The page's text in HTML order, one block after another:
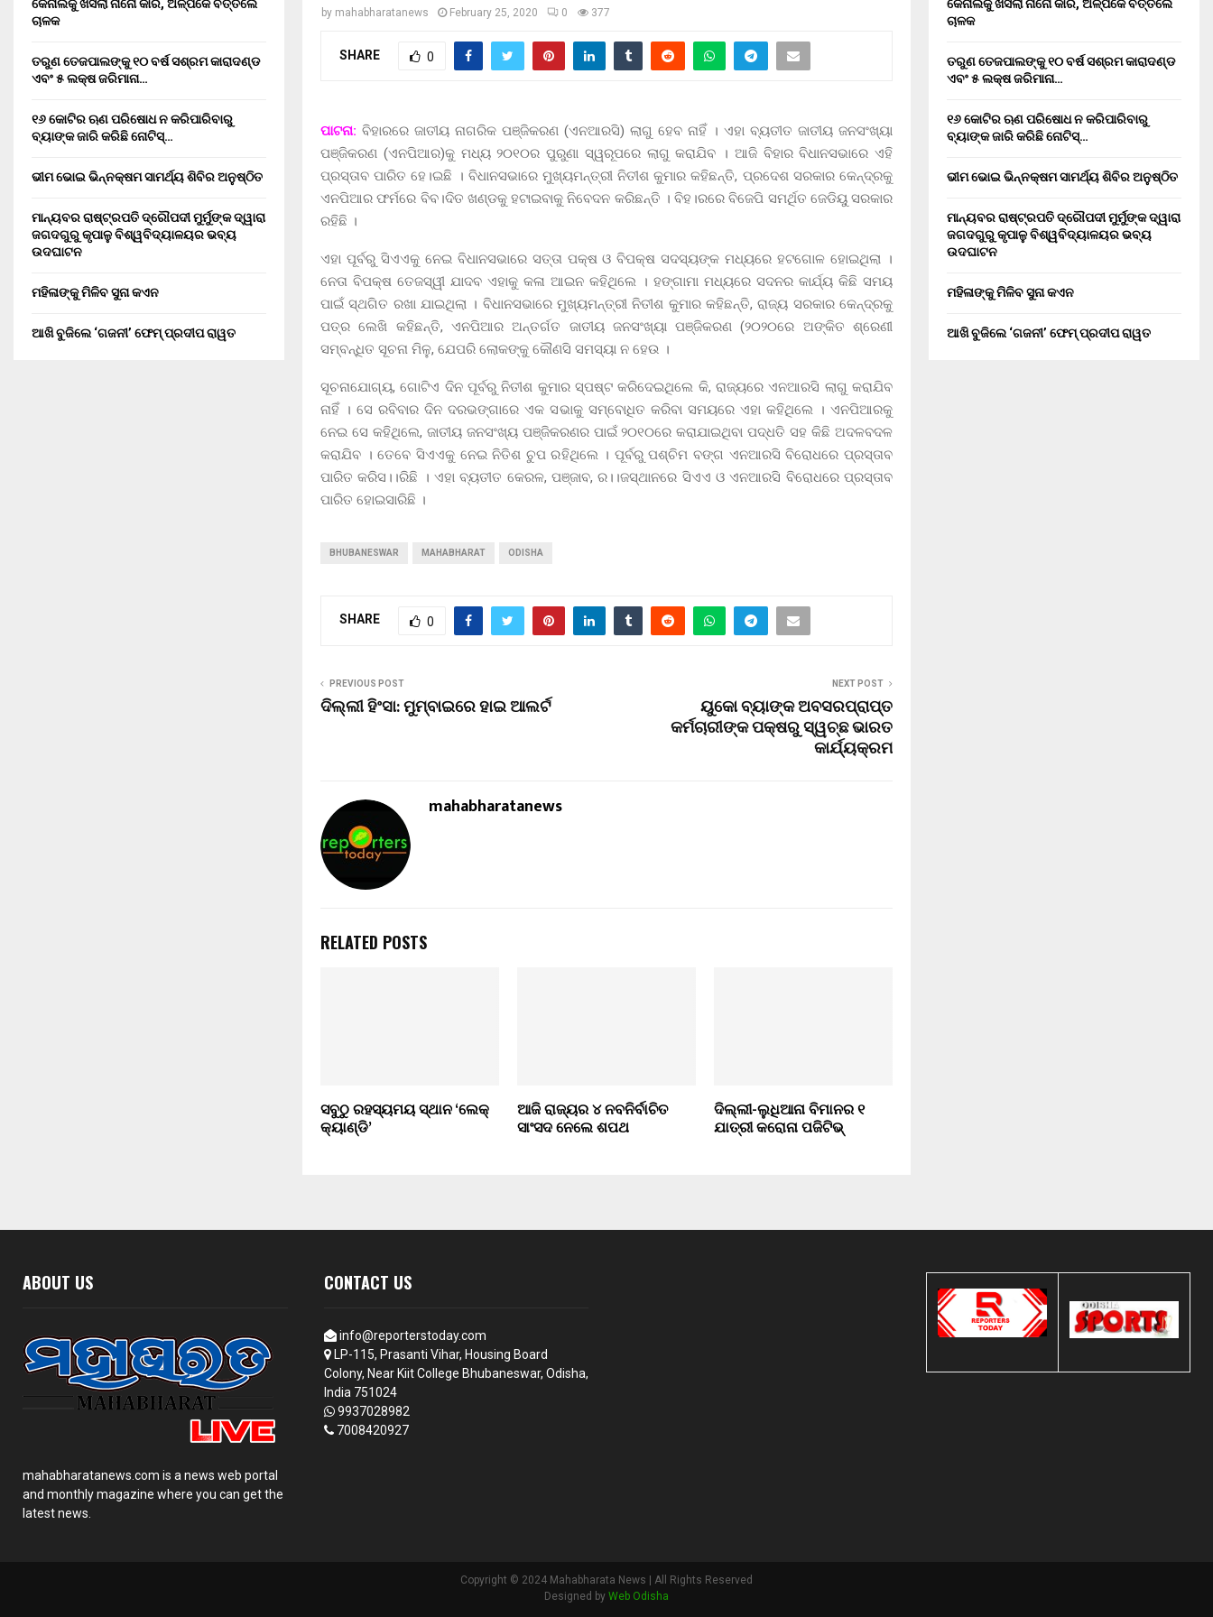
by mahabharatanews February 25, 2020 0 377
SHARE 0
ପାଟନା: ବିହାରରେ ଜାତୀୟ ନାଗରିକ ପଞ୍ଜିକରଣ (ଏନଆରସି) ଲାଗୁ ହେବ ନାହିଁ । ଏହା ବ୍ୟତୀତ ଜାତୀୟ ଜନସଂଖ୍ୟା
ପଞ୍ଜିକରଣ (ଏନପିଆର)କୁ ମଧ୍ୟ ୨୦୧୦ର ପୁରୁଣା ସ୍ୱରୂପରେ ଲାଗୁ କରାଯିବ । ଆଜି ବିହାର ବିଧାନସଭାରେ ଏହି
ପ୍ରସ୍ତାବ ପାରିତ ହେ।ଇଛି । ବିଧାନସଭାରେ ମୁଖ୍ୟମନ୍ତ୍ରୀ ନିତୀଶ କୁମାର କହିଛନ୍ତି, ପ୍ରଦେଶ ସରକାର କେନ୍ଦ୍ରକୁ
ଏନପିଆର ଫର୍ମରେ ବିବ।ଦିତ ଖଣ୍ଡକୁ ହଟାଇବାକୁ ନିବେଦନ କରିଛନ୍ତି । ବିହ।ରରେ ବିଜେପି ସମର୍ଥିତ ଜେଡିୟୁ ସରକାର
ରହିଛି ।
ଏହା ପୂର୍ବରୁ ସିଏଏକୁ ନେଇ ବିଧାନସଭାରେ ସତ୍ତା ପକ୍ଷ ଓ ବିପକ୍ଷ ସଦସ୍ୟଙ୍କ ମଧ୍ୟରେ ହଟଗୋଳ ହୋଇଥିଲା ।
ନେତା ବିପକ୍ଷ ତେଜସ୍ୱୀ ଯାଦବ ଏହାକୁ କଳା ଆଇନ କହିଥିଲେ । ହଙ୍ଗାମା ମଧ୍ୟରେ ସଦନର କାର୍ଯ୍ୟ କିଛି ସମୟ
ପାଇଁ ସ୍ଥଗିତ ରଖା ଯାଇଥିଲା । ବିଧାନସଭାରେ ମୁଖ୍ୟମନ୍ତ୍ରୀ ନିତୀଶ କୁମାର କହିଛନ୍ତି, ରାଜ୍ୟ ସରକାର କେନ୍ଦ୍ରକୁ
ପତ୍ର ଲେଖି କହିଛନ୍ତି, ଏନପିଆର ଅନ୍ତର୍ଗତ ଜାତୀୟ ଜନସଂଖ୍ୟା ପଞ୍ଜିକରଣ (୨୦୨୦ରେ ଅଙ୍କିତ ଶ୍ରେଣୀ
ସମ୍ବନ୍ଧିତ ସୂଚନା ମିଳୁ, ଯେପରି ଲୋକଙ୍କୁ କୌଣସି ସମସ୍ୟା ନ ହେଉ ।
ସୂଚନାଯୋଗ୍ୟ, ଗୋଟିଏ ଦିନ ପୂର୍ବରୁ ନିତୀଶ କୁମାର ସ୍ପଷ୍ଟ କରିଦେଇଥିଲେ କି, ରାଜ୍ୟରେ ଏନଆରସି ଲାଗୁ କରାଯିବ
ନାହିଁ । ସେ ରବିବାର ଦିନ ଦରଭଙ୍ଗାରେ ଏକ ସଭାକୁ ସମ୍ବୋଧିତ କରିବା ସମୟରେ ଏହା କହିଥିଲେ । ଏନପିଆରକୁ
ନେଇ ସେ କହିଥିଲେ, ଜାତୀୟ ଜନସଂଖ୍ୟ ପଞ୍ଜିକରଣର ପାଇଁ ୨୦୧୦ରେ କରାଯାଇଥିବା ପଦ୍ଧତି ସହ କିଛି ଅଦଳବଦଳ
କରାଯିବ । ତେବେ ସିଏଏକୁ ନେଇ ନିତିଶ ଚୁପ ରହିଥିଲେ । ପୂର୍ବରୁ ପଶ୍ଚିମ ବଙ୍ଗ ଏନଆରସି ବିରୋଧରେ ପ୍ରସ୍ତାବ
ପାରିତ କରିସ।।ରିଛି । ଏହା ବ୍ୟତୀତ କେରଳ, ପଞ୍ଜାବ, ର।।ଜସ୍ଥାନରେ ସିଏଏ ଓ ଏନଆରସି ବିରୋଧରେ ପ୍ରସ୍ତାବ
ପାରିତ ହୋଇସାରିଛି ।
BHUBANESWAR MAHABHARAT ODISHA
SHARE 0
PREVIOUS POST
ଦିଲ୍ଲୀ ହିଂସା: ମୁମ୍ବାଇରେ ହାଇ ଆଲର୍ଟ
NEXT POST
ୟୁକୋ ବ୍ୟାଙ୍କ ଅବସରପ୍ରାପ୍ତ
କର୍ମଚାରୀଙ୍କ ପକ୍ଷରୁ ସ୍ୱଚ୍ଛ ଭାରତ
କାର୍ଯ୍ୟକ୍ରମ
mahabharatanews
RELATED POSTS
ସବୁଠୁ ରହସ୍ୟମୟ ସ୍ଥାନ ‘ଲେକ୍
କ୍ୟାଣ୍ଡି’
ଆଜି ରାଜ୍ୟର ୪ ନବନିର୍ବାଚିତ
ସାଂସଦ ନେଲେ ଶପଥ
ଦିଲ୍ଲୀ-ଲୁଧିଆନା ବିମାନର ୧
ଯାତ୍ରୀ କରୋନା ପଜିଟିଭ୍
କେନାଲକୁ ଖସିଲା ନାନୋ କାର, ଅଳ୍ପକେ ବର୍ତ୍ତିଲେ
ଚାଳକ
ତରୁଣ ତେଜପାଲଙ୍କୁ ୧୦ ବର୍ଷ ସଶ୍ରମ କାରାଦଣ୍ଡ
ଏବଂ ₹୫ ଲକ୍ଷ ଜରିମାନା…
୧୬ କୋଟିର ଋଣ ପରିଷୋଧ ନ କରିପାରିବାରୁ
ବ୍ୟାଙ୍କ ଜାରି କରିଛି ନୋଟିସ୍…
ଭୀମ ଭୋଇ ଭିନ୍ନକ୍ଷମ ସାମର୍ଥ୍ୟ ଶିବିର ଅନୁଷ୍ଠିତ
ମାନ୍ୟବର ରାଷ୍ଟ୍ରପତି ଦ୍ରୌପଦୀ ମୁର୍ମୁଙ୍କ ଦ୍ୱାରା
ଜଗଦଗୁରୁ କୃପାଳୁ ବିଶ୍ୱବିଦ୍ୟାଳୟର ଭବ୍ୟ
ଉଦଘାଟନ
ମହିଳାଙ୍କୁ ମିଳିବ ସୁନା କଏନ
ଆଖି ବୁଜିଲେ ‘ଗଜନୀ’ ଫେମ୍ ପ୍ରଦୀପ ରାୱତ
କେନାଲକୁ ଖସିଲା ନାନୋ କାର, ଅଳ୍ପକେ ବର୍ତ୍ତିଲେ
ଚାଳକ
ତରୁଣ ତେଜପାଲଙ୍କୁ ୧୦ ବର୍ଷ ସଶ୍ରମ କାରାଦଣ୍ଡ
ଏବଂ ₹୫ ଲକ୍ଷ ଜରିମାନା…
୧୬ କୋଟିର ଋଣ ପରିଷୋଧ ନ କରିପାରିବାରୁ
ବ୍ୟାଙ୍କ ଜାରି କରିଛି ନୋଟିସ୍…
ଭୀମ ଭୋଇ ଭିନ୍ନକ୍ଷମ ସାମର୍ଥ୍ୟ ଶିବିର ଅନୁଷ୍ଠିତ
ମାନ୍ୟବର ରାଷ୍ଟ୍ରପତି ଦ୍ରୌପଦୀ ମୁର୍ମୁଙ୍କ ଦ୍ୱାରା
ଜଗଦଗୁରୁ କୃପାଳୁ ବିଶ୍ୱବିଦ୍ୟାଳୟର ଭବ୍ୟ
ଉଦଘାଟନ
ମହିଳାଙ୍କୁ ମିଳିବ ସୁନା କଏନ
ଆଖି ବୁଜିଲେ ‘ଗଜନୀ’ ଫେମ୍ ପ୍ରଦୀପ ରାୱତ
ABOUT US
mahabharatanews.com is a news web portal
and monthly magazine where you can get the
latest news.
CONTACT US
info@reporterstoday.com
LP-115, Prasanti Vihar, Housing Board
Colony, Near Kiit College Bhubaneswar, Odisha,
India 751024
9937028982
7008420927
Copyright © 2024 Mahabharata News | All Rights Reserved
Designed by Web Odisha